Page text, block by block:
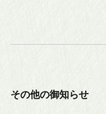
その他の御知らせ